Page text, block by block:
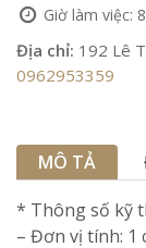
Giờ làm việc:
Địa chỉ: 192 Lê
0962953359
MÔ TẢ
* Thông số kỹ
– Đơn vị tính: 1